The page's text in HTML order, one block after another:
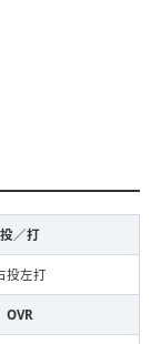
投／打
投左打
OVR